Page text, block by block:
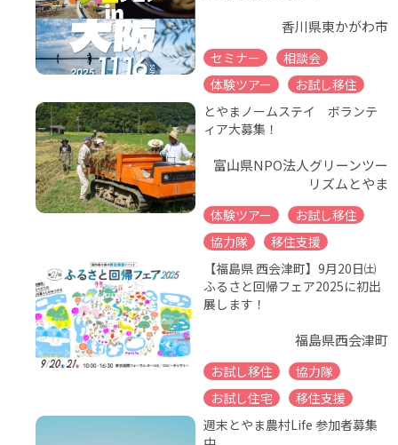
香川県東かがわ市
セミナー
相談会
体験ツアー
お試し移住
とやまノームステイ ボランテ
ィア大募集！
富山県NPO法人グリーンツー
リズムとやま
体験ツアー
お試し移住
協力隊
移住支援
【福島県 西会津町】9月20日㈯
ふるさと回帰フェア2025に初出
展します！
福島県西会津町
お試し移住
協力隊
お試し住宅
移住支援
週末とやま農村Life 参加者募集